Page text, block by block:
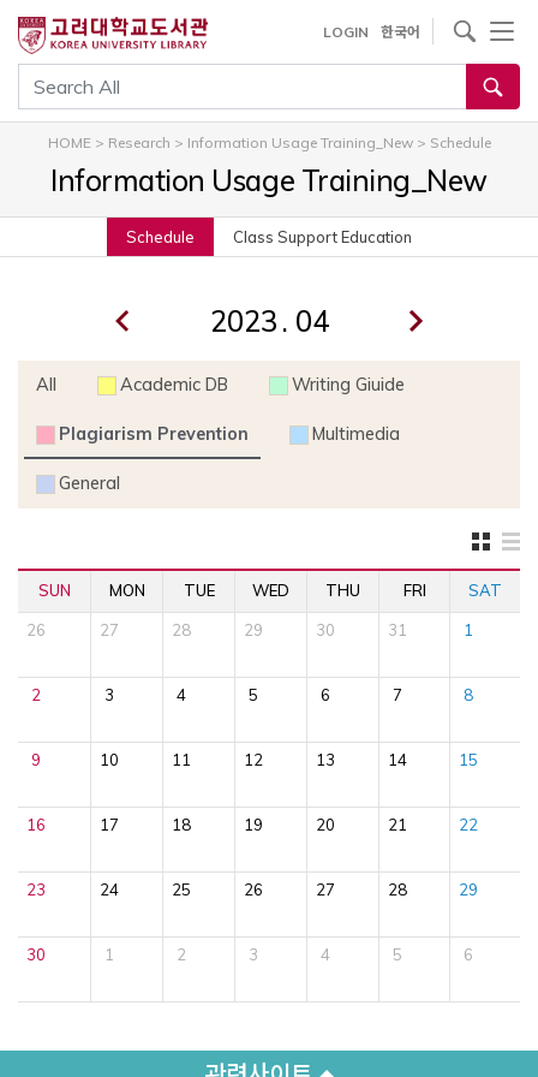
건
기
통합검색
LOGIN 한국어
사이트내 검색
HOME> Research > Information Usage Training_New> Schedule
Information Usage Training_New
Schedule Class Support Education
.
All Academic DB Writing Giuide
Plagiarism Prevention Multimedia
General
SUN MON TUE WED THU FRI SAT
26 27 28 29 30 31 1
2 3 4 5 6 7 8
9 10 11 12 13 14 15
16 17 18 19 20 21 22
23 24 25 26 27 28 29
30 1 2 3 4 5 6